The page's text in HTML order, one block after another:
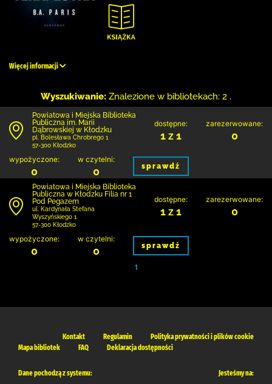
Więcej informacji
Wyszukiwanie: Znalezione w bibliotekach: 2 .
Powiatowa i Miejska Biblioteka
Publiczna im. Marii
Dąbrowskiej w Kłodzku
pl. Bolesława Chrobrego 1
57-300 Kłodzko
dostępne:
1 z 1
zarezerwowane:
0
wypożyczone:
0
w czytelni:
0 sprawdź
Powiatowa i Miejska Biblioteka
Publiczna w Kłodzku Filia nr 1
Pod Pegazem
ul. Kardynała Stefana
Wyszyńskiego 1
57-300 Kłodzko
dostępne:
1 z 1
zarezerwowane:
0
wypożyczone:
0
w czytelni:
0 sprawdź
1
Kontakt Regulamin
Polityka prywatności i plików cookie
Mapa bibliotek
FAQ Deklaracja dostępności
Dane pochodzą z systemu: Jesteśmy na: